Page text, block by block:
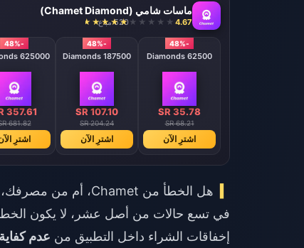
ماسات شامي (Chamet Diamond)
4.67 520 مباع
-48%
62500 Diamonds
SR 35.78
SR 68.21
اشترِ الآن
-48%
187500 Diamonds
SR 107.10
SR 204.24
اشترِ الآن
-48%
625000 Diamonds
357.61
681.82
اشترِ
هل الخطأ من Chamet، أم من مصرفك، أم من متجر التطبيقات؟
إخفاقات الشراء داخل التطبيق من عدم